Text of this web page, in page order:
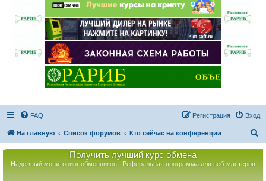
FAQ Вход
Регистрация
На главную Список форумов Кто сейчас на конференции
Получить лучший курс обмена
Надежный мониторинг обменников Реферальная программа для веб-мастеров